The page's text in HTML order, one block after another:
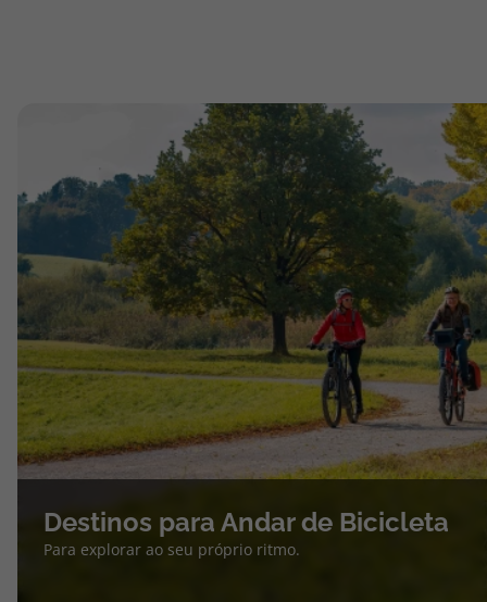
Destinos para Andar de Bicicleta
Para explorar ao seu próprio ritmo.